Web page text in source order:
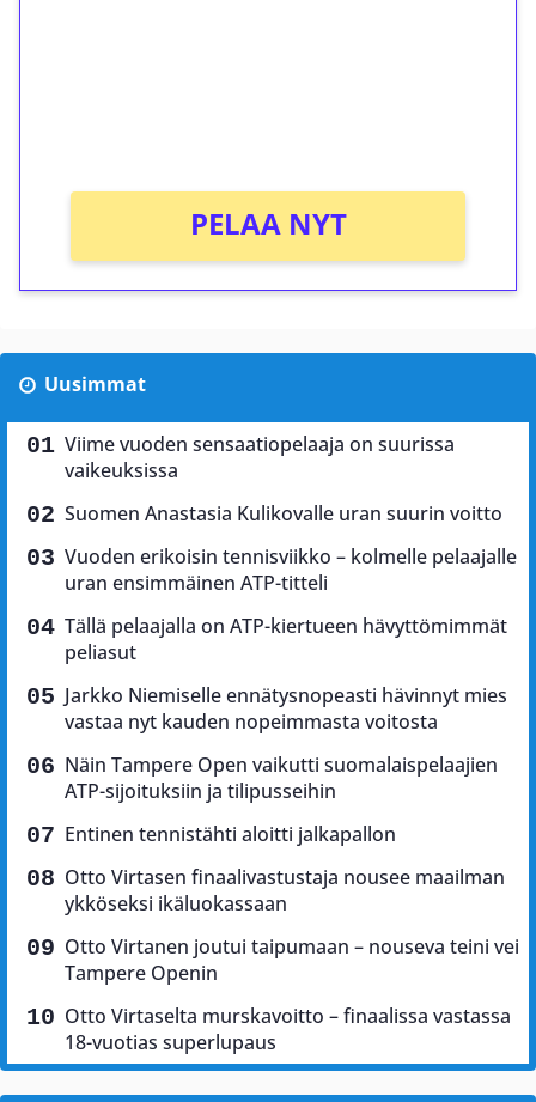
PELAA NYT
Uusimmat
Viime vuoden sensaatiopelaaja on suurissa
vaikeuksissa
Suomen Anastasia Kulikovalle uran suurin voitto
Vuoden erikoisin tennisviikko – kolmelle pelaajalle
uran ensimmäinen ATP-titteli
Tällä pelaajalla on ATP-kiertueen hävyttömimmät
peliasut
Jarkko Niemiselle ennätysnopeasti hävinnyt mies
vastaa nyt kauden nopeimmasta voitosta
Näin Tampere Open vaikutti suomalaispelaajien
ATP-sijoituksiin ja tilipusseihin
Entinen tennistähti aloitti jalkapallon
Otto Virtasen finaalivastustaja nousee maailman
ykköseksi ikäluokassaan
Otto Virtanen joutui taipumaan – nouseva teini vei
Tampere Openin
Otto Virtaselta murskavoitto – finaalissa vastassa
18-vuotias superlupaus